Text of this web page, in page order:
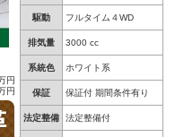
駆動 フルタイム４WD
排気量 3000 cc
系統色 ホワイト系
保証 保証付 期間条件有り
法定整備 法定整備付
円
円